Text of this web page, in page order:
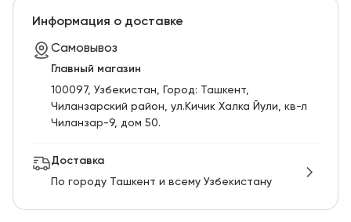
Информация о доставке
Самовывоз
Главный магазин
100097, Узбекистан, Город: Ташкент,
Чиланзарский pайон, ул.Кичик Халка Йули, кв-л
Чиланзар-9, дом 50.
Доставка
По городу Ташкент и всему Узбекистану